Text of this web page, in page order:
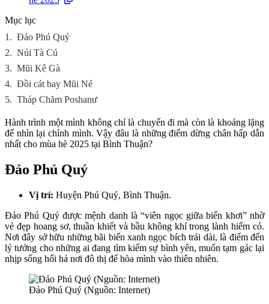
Mục lục
1. Đảo Phú Quý
2. Núi Tà Cú
3. Mũi Kê Gà
4. Đồi cát bay Mũi Né
5. Tháp Chăm Poshanư
Hành trình một mình không chỉ là chuyến đi mà còn là khoảng lặng
để nhìn lại chính mình. Vậy đâu là những điểm dừng chân hấp dẫn
nhất cho mùa hè 2025 tại Bình Thuận?
Đảo Phú Quý
Vị trí: Huyện Phú Quý, Bình Thuận.
Đảo Phú Quý được mệnh danh là “viên ngọc giữa biển khơi” nhờ
vẻ đẹp hoang sơ, thuần khiết và bầu không khí trong lành hiếm có.
Nơi đây sở hữu những bãi biển xanh ngọc bích trải dài, là điểm đến
lý tưởng cho những ai đang tìm kiếm sự bình yên, muốn tạm gác lại
nhịp sống hối hả nơi đô thị để hòa mình vào thiên nhiên.
Đảo Phú Quý (Nguồn: Internet)